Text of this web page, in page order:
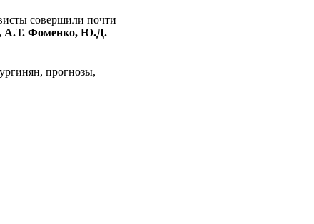
совершили почти
А.Т. Фоменко, Ю.Д.
прогнозы,